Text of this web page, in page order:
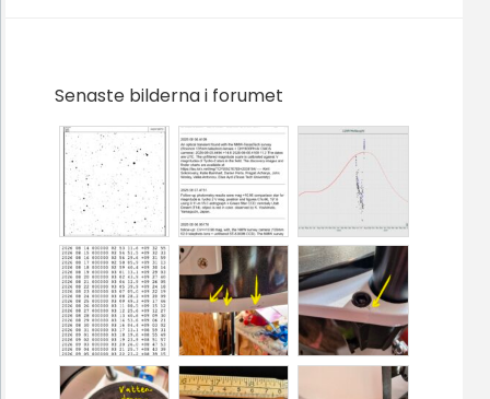
Senaste bilderna i forumet